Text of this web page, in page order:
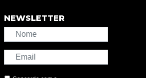
NEWSLETTER